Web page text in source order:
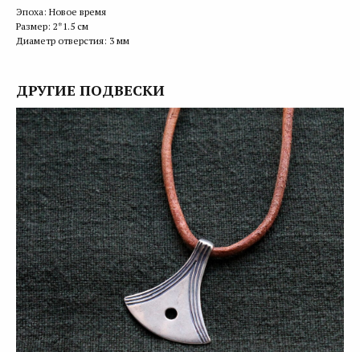
Эпоха: Новое время
Размер: 2*1.5 см
Диаметр отверстия: 3 мм
ДРУГИЕ ПОДВЕСКИ